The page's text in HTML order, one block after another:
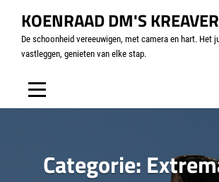
KOENRAAD DM'S
De schoonheid vereeuwigen, met camera en hart. Het
vastleggen, genieten van elke stap.
Categorie: